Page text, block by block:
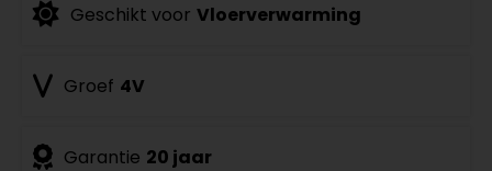
Geschikt voor Vloerverwarming
Groef 4V
Garantie 20 jaar